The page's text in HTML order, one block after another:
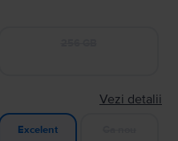
Vezi detalii
Excelent